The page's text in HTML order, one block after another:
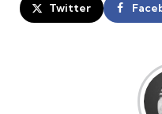
Twitter